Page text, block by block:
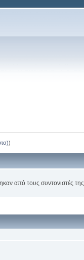
)
από τους συντονιστές της